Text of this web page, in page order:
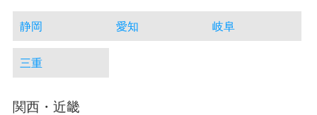
静岡 愛知 岐阜
三重
関西・近畿